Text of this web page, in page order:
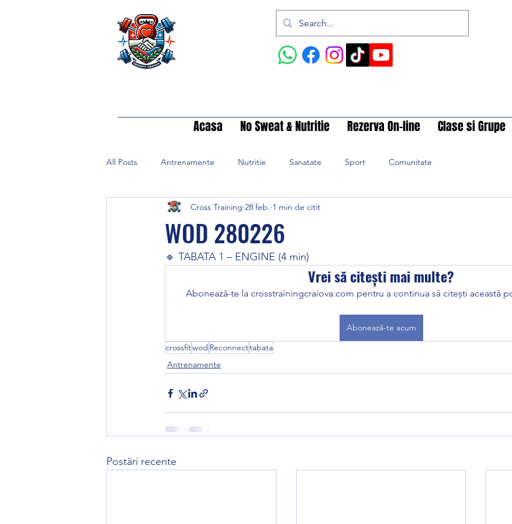
Acasa No Sweat & Nutritie Rezerva On-line Clase si Grupe
All Posts Antrenamente Nutritie Sanatate Sport Comunitate
WOD 280226
Cross Training 28 feb. 1 min de citit
🔹 TABATA 1 – ENGINE (4 min)
Vrei să citești mai multe?
Abonează-te la crosstrainingcraiova.com pentru a continua să citești această
Abonează-te acum
crossfitwod Reconnecttabata
Antrenamente
Postări recente